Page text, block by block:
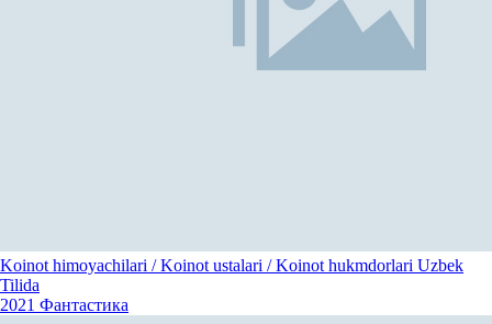
Koinot himoyachilari / Koinot ustalari / Koinot hukmdorlari Uzbek
Tilida
2021 Фантастика